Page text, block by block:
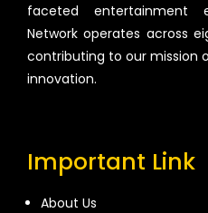
faceted entertainment
Network operates across
contributing to our mission
innovation.
Important Link
About Us